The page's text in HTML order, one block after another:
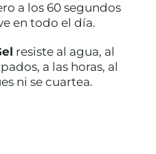
Y BAÑO
a los 60 segundos
en todo el día.
resiste al agua, al
a las horas, al
ni se cuartea.